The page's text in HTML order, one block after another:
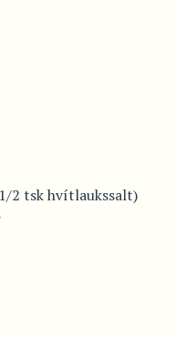
2 tsk hvítlaukssalt)